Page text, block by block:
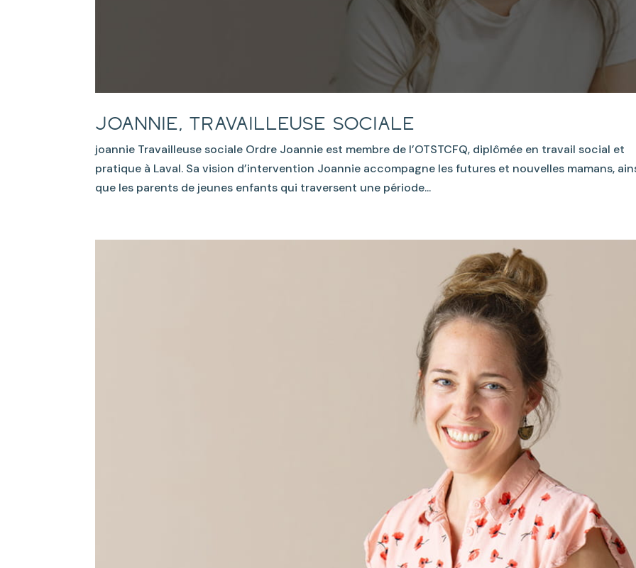
Joannie, travailleuse sociale
joannie Travailleuse sociale Ordre Joannie est membre de l’OTSTCFQ, diplômée en travail social et
pratique à Laval. Sa vision d’intervention Joannie accompagne les futures et nouvelles mamans,
que les parents de jeunes enfants qui traversent une période...